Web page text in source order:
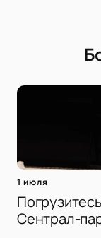
1 июля
Сентрал-